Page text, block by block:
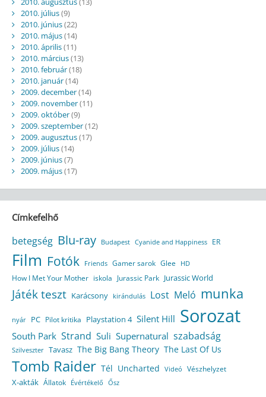
2010. július(9)
2010. június(22)
2010. május(14)
2010. április(11)
2010. március(13)
2010. február(18)
2010. január(14)
2009. december(14)
2009. november(11)
2009. október(9)
2009. szeptember(12)
2009. augusztus(17)
2009. július(14)
2009. június(7)
2009. május(17)
Címkefelhő
betegség Blu-ray Budapest Cyanide and Happiness ER
Film Fotók Friends Gamer sarok Glee HD
How I Met Your Mother iskola Jurassic Park Jurassic World
Játék teszt Karácsony kirándulás Lost Meló munka
nyár PC Pilot kritika Playstation 4 Silent Hill Sorozat
South Park Strand Suli Supernatural szabadság
Szilveszter Tavasz The Big Bang Theory The Last Of Us
Tomb Raider Tél Uncharted Videó Vészhelyzet
X-akták Állatok Évértékelő Ősz